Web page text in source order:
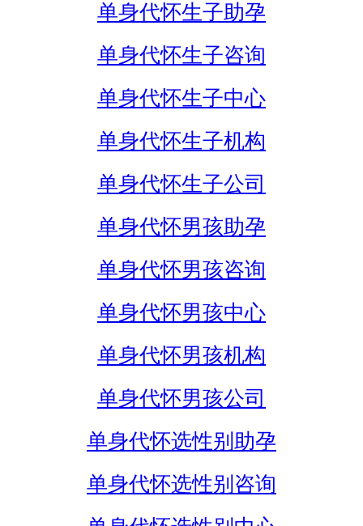
单身代怀生子助孕
单身代怀生子咨询
单身代怀生子中心
单身代怀生子机构
单身代怀生子公司
单身代怀男孩助孕
单身代怀男孩咨询
单身代怀男孩中心
单身代怀男孩机构
单身代怀男孩公司
单身代怀选性别助孕
单身代怀选性别咨询